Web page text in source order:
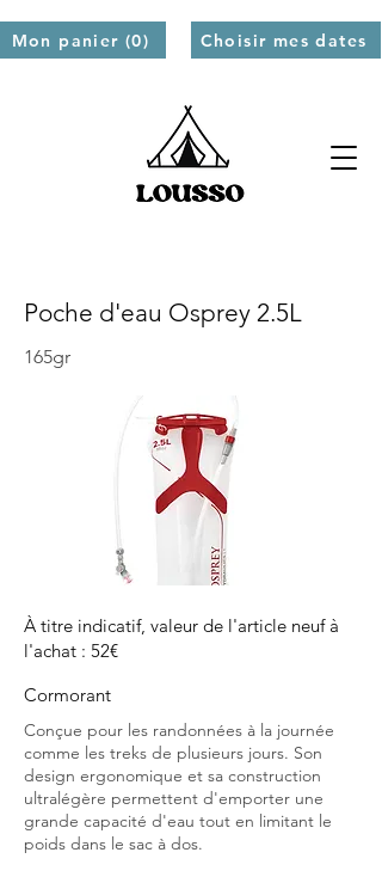
Choisir mes dates
Mon panier (0)
Poche d'eau Osprey 2.5L
165gr
À titre indicatif, valeur de l'article neuf à
l'achat : 52€
Cormorant
Conçue pour les randonnées à la journée
comme les treks de plusieurs jours. Son
design ergonomique et sa construction
ultralégère permettent d'emporter une
grande capacité d'eau tout en limitant le
poids dans le sac à dos.